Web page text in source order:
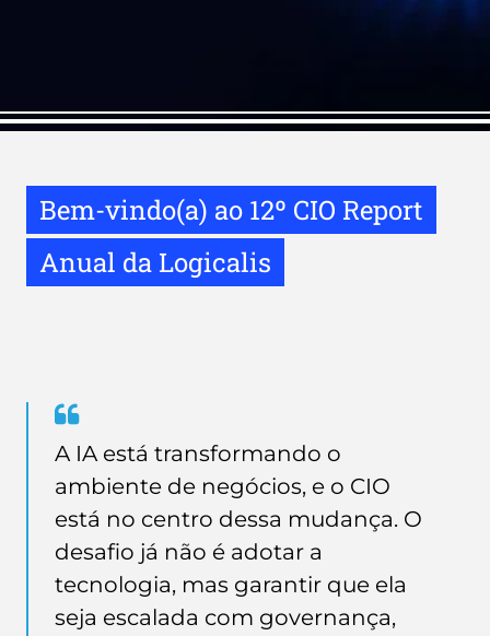
Bem-vindo(a) ao 12º CIO Report
Anual da Logicalis
Quote
from
Marcio
Caputo
A IA está transformando o
ambiente de negócios, e o CIO
está no centro dessa mudança. O
desafio já não é adotar a
tecnologia, mas garantir que ela
seja escalada com governança,